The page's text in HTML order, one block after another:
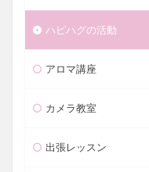
ハピハグの活動
アロマ講座
カメラ教室
出張レッスン